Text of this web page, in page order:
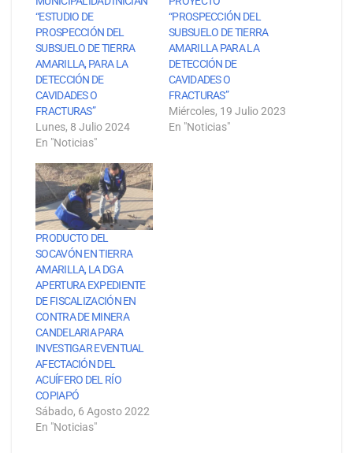
“ESTUDIO DE
PROSPECCIÓN DEL
SUBSUELO DE TIERRA
AMARILLA, PARA LA
DETECCIÓN DE
CAVIDADES O
FRACTURAS”
Lunes, 8 Julio 2024
En "Noticias"
“PROSPECCIÓN DEL
SUBSUELO DE TIERRA
AMARILLA PARA LA
DETECCIÓN DE
CAVIDADES O
FRACTURAS”
Miércoles, 19 Julio 2023
En "Noticias"
PRODUCTO DEL
SOCAVÓN EN TIERRA
AMARILLA, LA DGA
APERTURA EXPEDIENTE
DE FISCALIZACIÓN EN
CONTRA DE MINERA
CANDELARIA PARA
INVESTIGAR EVENTUAL
AFECTACIÓN DEL
ACUÍFERO DEL RÍO
COPIAPÓ
Sábado, 6 Agosto 2022
En "Noticias"